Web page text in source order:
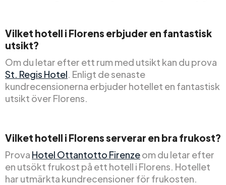
Vilket hotell i Florens erbjuder en fantastisk
utsikt?
Om du letar efter ett rum med utsikt kan du prova
St. Regis Hotel. Enligt de senaste
kundrecensionerna erbjuder hotellet en fantastisk
utsikt över Florens.
Vilket hotell i Florens serverar en bra frukost?
Prova Hotel Ottantotto Firenzeom du letar efter
en utsökt frukost på ett hotell i Florens. Hotellet
har utmärkta kundrecensioner för frukosten.